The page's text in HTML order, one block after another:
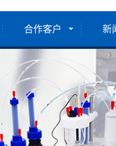
合作客户 新